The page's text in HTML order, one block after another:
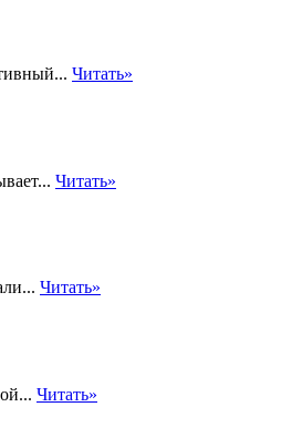
Читать»
Читать»
Читать»
Читать»